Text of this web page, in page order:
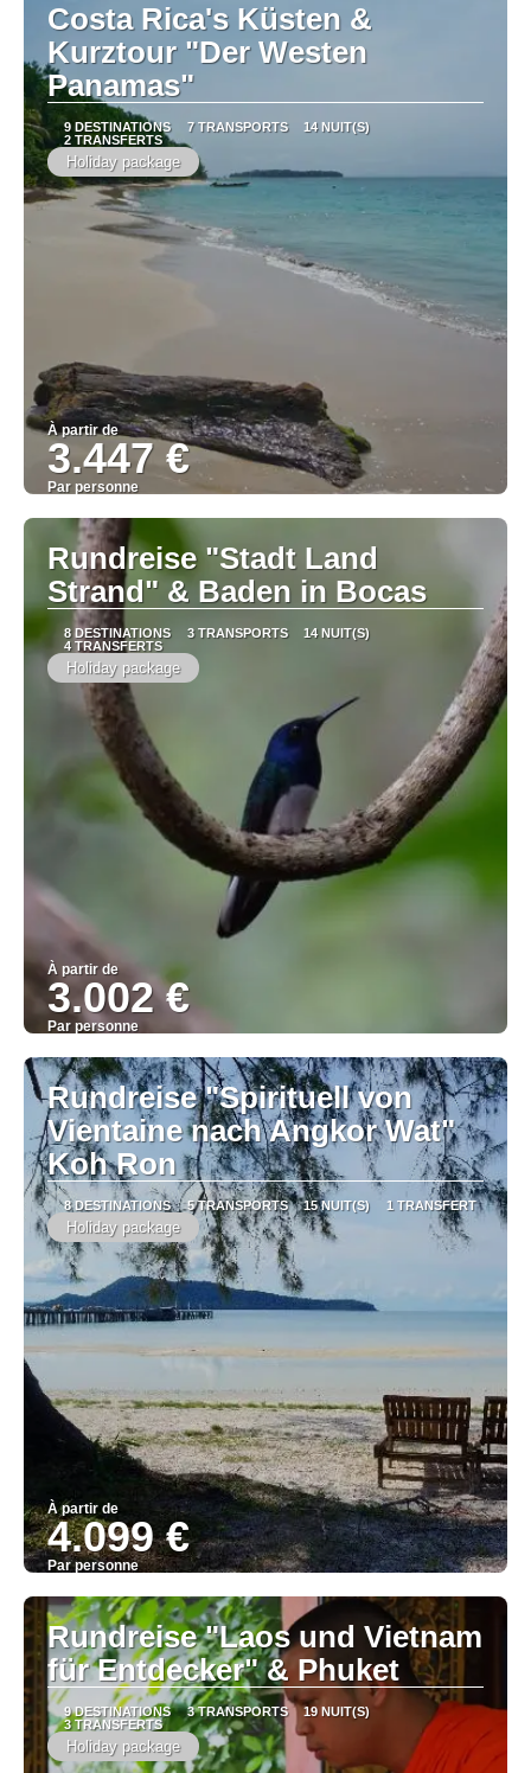
Costa Rica's Küsten &
Kurztour "Der Westen
Panamas"
9 DESTINATIONS 7 TRANSPORTS
14 NUIT(S)
2 TRANSFERTS
Holiday package
À partir de
3.447 €
Par personne
Afficher
Rundreise "Stadt Land
Strand" & Baden in Bocas
8 DESTINATIONS 3 TRANSPORTS
14 NUIT(S)
4 TRANSFERTS
Holiday package
À partir de
3.002 €
Par personne
Afficher
Rundreise "Spirituell von
Vientaine nach Angkor Wat"
Koh Ron
8 DESTINATIONS 5 TRANSPORTS 15 NUIT(S) 1 TRANSFERT
Holiday package
À partir de
4.099 €
Par personne
Afficher
Rundreise "Laos und Vietnam
für Entdecker" & Phuket
9 DESTINATIONS 3 TRANSPORTS
19 NUIT(S)
3 TRANSFERTS
Holiday package